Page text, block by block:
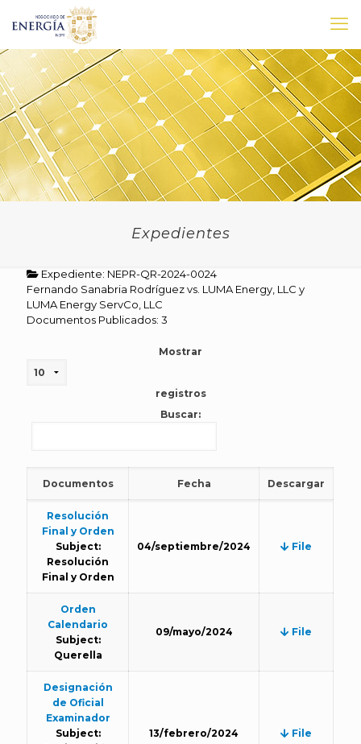
Expedientes
Expediente: NEPR-QR-2024-0024
Fernando Sanabria Rodríguez vs. LUMA Energy, LLC y
LUMA Energy ServCo, LLC
Documentos Publicados: 3
Mostrar
registros
Buscar:
Documentos Fecha Descargar
Resolución
Final y Orden
Subject:
Resolución
Final y Orden
04/septiembre/2024 File
Orden
Calendario
Subject:
Querella
09/mayo/2024 File
Designación
de Oficial
Examinador
Subject:
13/febrero/2024 File